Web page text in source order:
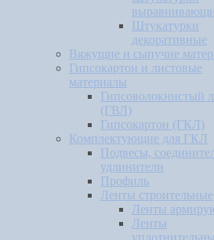
Штукатурки
декоративные
Вяжущие и сыпучие
Гипсокартон и листовые
материалы
Гипсоволокнистый
(ГВЛ)
Гипсокартон (ГКЛ)
Комплектующие для ГКЛ
Подвесы,
удлинители
Профиль
Ленты строительные
Ленты
Ленты